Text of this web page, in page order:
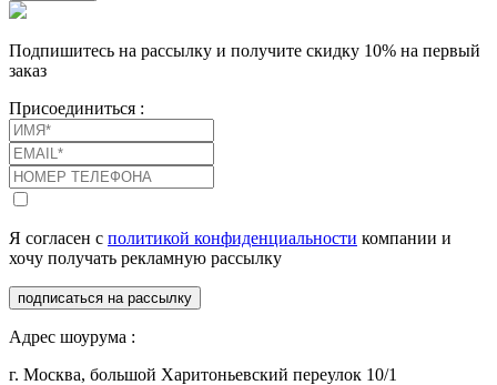
Подпишитесь на рассылку и получите скидку 10% на первый
заказ
Присоединиться :
Я согласен с политикой конфиденциальности компании и
хочу получать рекламную рассылку
подписаться на рассылку
Адрес шоурума :
г. Москва, большой Харитоньевский переулок 10/1